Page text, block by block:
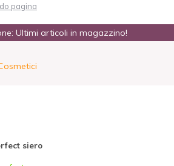
pagina
Ultimi articoli in magazzino!
siero